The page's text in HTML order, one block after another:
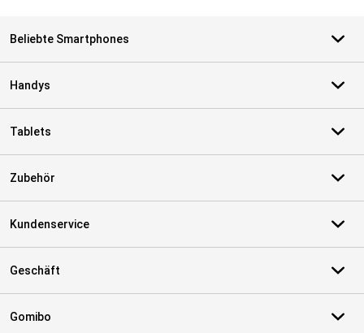
Beliebte Smartphones
Handys
Tablets
Zubehör
Kundenservice
Geschäft
Gomibo